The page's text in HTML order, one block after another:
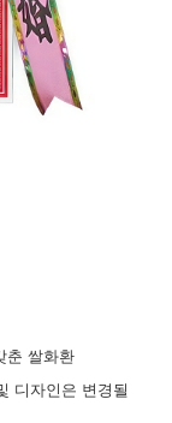
춘 쌀화환
디자인은 변경될